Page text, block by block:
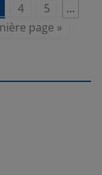
4 5
…
page »